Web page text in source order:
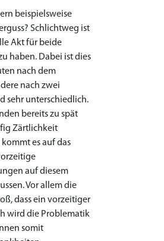
beispielsweise
Schlichtweg ist
Akt für beide
haben. Dabei ist dies
nach dem
nach zwei
sehr unterschiedlich.
bereits zu spät
Zärtlichkeit
es auf das
auf diesem
Vor allem die
dass ein vorzeitiger
wird die Problematik
somit